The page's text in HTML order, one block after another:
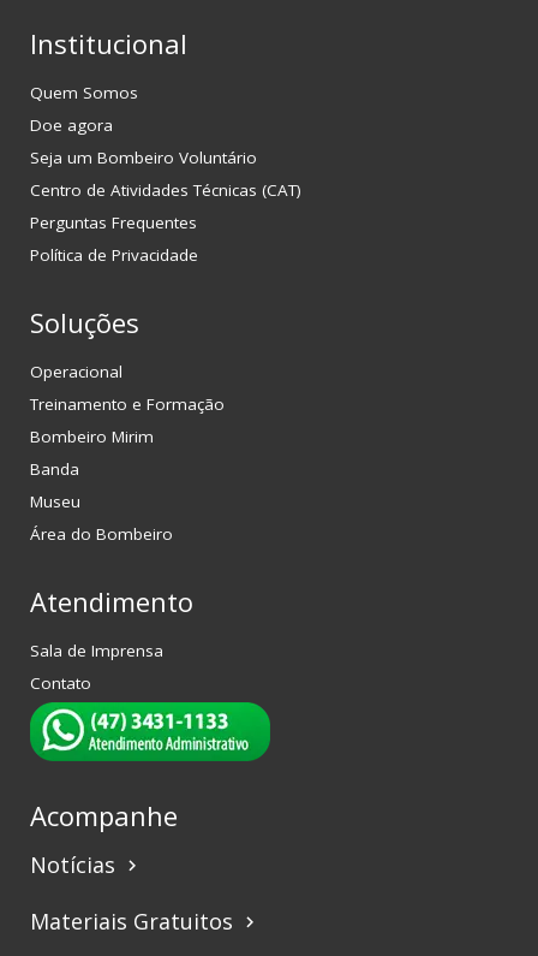
Institucional
Quem Somos
Doe agora
Seja um Bombeiro Voluntário
Centro de Atividades Técnicas (CAT)
Perguntas Frequentes
Política de Privacidade
Soluções
Operacional
Treinamento e Formação
Bombeiro Mirim
Banda
Museu
Área do Bombeiro
Atendimento
Sala de Imprensa
Contato
Acompanhe
Notícias keyboard_arrow_right
Materiais Gratuitos keyboard_arrow_right